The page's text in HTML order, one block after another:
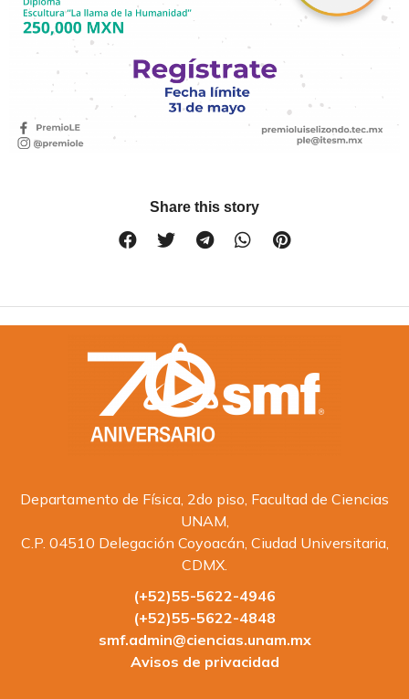
Share this story
Departamento de Física, 2do piso, Facultad de Ciencias
UNAM,
C.P. 04510 Delegación Coyoacán, Ciudad Universitaria,
CDMX.
(+52)55-5622-4946
(+52)55-5622-4848
smf.admin@ciencias.unam.mx
Avisos de privacidad